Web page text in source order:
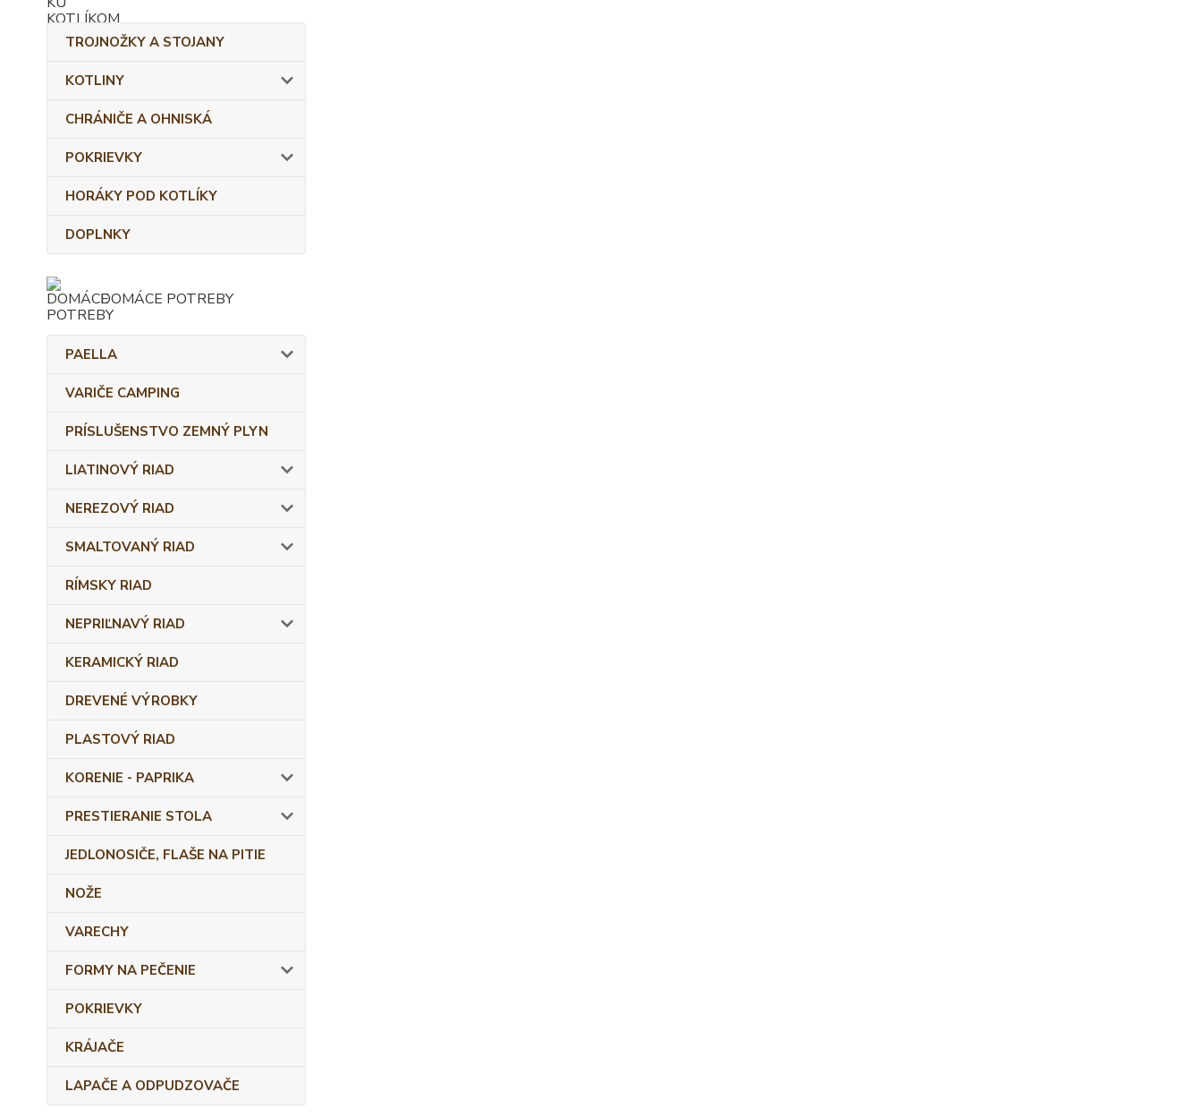
TROJNOŽKY A STOJANY
KOTLINY
CHRÁNIČE A OHNISKÁ
POKRIEVKY
HORÁKY POD KOTLÍKY
DOPLNKY
DOMÁCE POTREBY
PAELLA
VARIČE CAMPING
PRÍSLUŠENSTVO ZEMNÝ PLYN
LIATINOVÝ RIAD
NEREZOVÝ RIAD
SMALTOVANÝ RIAD
RÍMSKY RIAD
NEPRIĽNAVÝ RIAD
KERAMICKÝ RIAD
DREVENÉ VÝROBKY
PLASTOVÝ RIAD
KORENIE - PAPRIKA
PRESTIERANIE STOLA
JEDLONOSIČE, FLAŠE NA PITIE
NOŽE
VARECHY
FORMY NA PEČENIE
POKRIEVKY
KRÁJAČE
LAPAČE A ODPUDZOVAČE